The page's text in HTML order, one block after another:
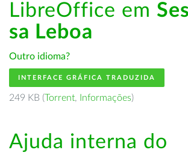
LibreOffice em
sa Leboa
Outro idioma?
INTERFACE GRÁFICA TRADUZIDA
249 KB (Torrent, Informações)
Ajuda interna do